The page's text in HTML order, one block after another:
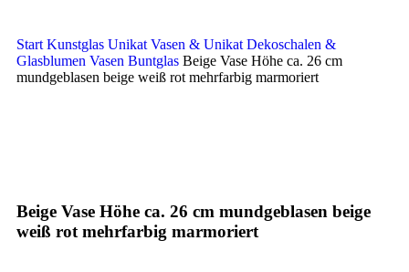
Start Kunstglas Unikat Vasen & Unikat Dekoschalen &
Glasblumen Vasen Buntglas Beige Vase Höhe ca. 26 cm
mundgeblasen beige weiß rot mehrfarbig marmoriert
Beige Vase Höhe ca. 26 cm mundgeblasen beige
weiß rot mehrfarbig marmoriert